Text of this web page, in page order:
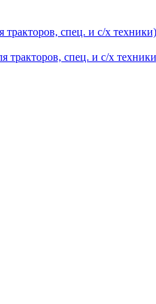
тракторов, спец. и с/х техники)
тракторов, спец. и с/х